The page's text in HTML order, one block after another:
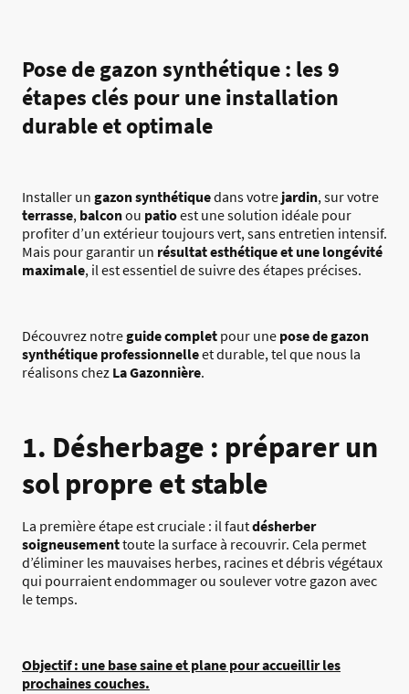
Pose de gazon synthétique : les 9
étapes clés pour une installation
durable et optimale
Installer un gazon synthétiquedans votre jardin, sur votre
terrasse, balconou patioest une solution idéale pour
profiter d’un extérieur toujours vert, sans entretien intensif.
Mais pour garantir un résultat esthétique et une longévité
maximale, il est essentiel de suivre des étapes précises.
Découvrez notreguide complet pour une pose de gazon
synthétique professionnelleet durable, tel que nous la
réalisons chez La Gazonnière.
1. Désherbage : préparer un
sol propre et stable
La première étape est cruciale : il fautdésherber
soigneusementtoute la surface à recouvrir. Cela permet
d’éliminer les mauvaises herbes, racines et débris végétaux
qui pourraient endommager ou soulever votre gazon avec
le temps.
Objectif : une base saine et plane pour accueillir les
prochaines couches.